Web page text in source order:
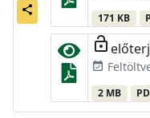
share
171 KB
lock_open
event_available
2 MB